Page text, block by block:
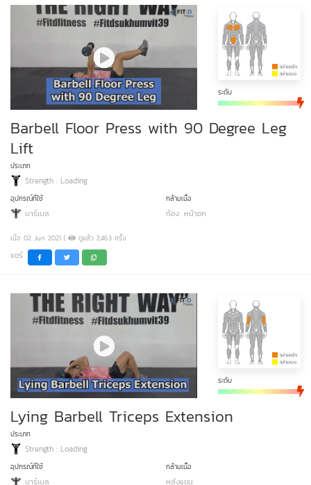
ระดับ
Barbell Floor Press with 90 Degree Leg
Lift
ประเภท
Strength : Loading
อุปกรณ์ที่ใช้
บาร์เบล
กล้ามเนื้อ
ท้อง หน้าอก
เมื่อ 02 Jun 2021 | ดูแล้ว 2,463 ครั้ง
แชร์
ระดับ
Lying Barbell Triceps Extension
ประเภท
Strength : Loading
อุปกรณ์ที่ใช้
บาร์เบล
กล้ามเนื้อ
หลังแขน